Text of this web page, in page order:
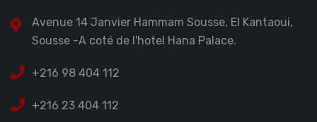
Avenue 14 Janvier Hammam Sousse, El Kantaoui,
Sousse -A coté de l'hotel Hana Palace.
+216 98 404 112
+216 23 404 112